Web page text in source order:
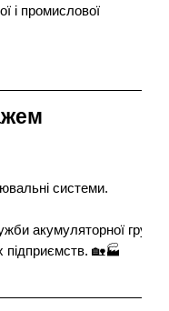
і промислової
системи.
акумуляторної групи.
підприємств. 🏡🏭